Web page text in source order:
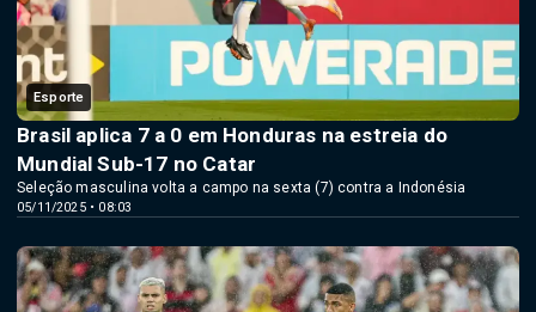
Esporte
05/11/2025 • 08:03
Brasil aplica 7 a 0 em Honduras na estreia do
Mundial Sub-17 no Catar
Seleção masculina volta a campo na sexta (7) contra a Indonésia